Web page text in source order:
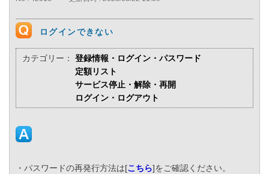
ログインできない
カテゴリー：
登録情報・ログイン・パスワード
定額リスト
サービス停止・解除・再開
ログイン・ログアウト
・パスワードの再発行方法は[こちら]をご確認ください。